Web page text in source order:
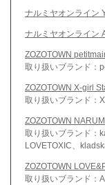
ナルミヤオンライン
ナルミヤオンライン
ZOZOTOWN
取り扱いブランド：
ZOZOTOWN X-girl
取り扱いブランド：
ZOZOTOWN
取り扱いブランド：
LOVETOXIC、
ZOZOTOWN
取り扱いブランド：